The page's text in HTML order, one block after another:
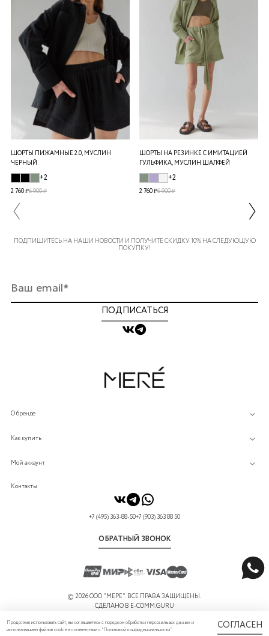
ШОРТЫ ПИЖАМНЫЕ 2.0, МУСЛИН
ЧЕРНЫЙ
+2
2 760 ₽6 900 ₽
ШОРТЫ НА РЕЗИНКЕ С ИМИТАЦИЕЙ
ГУЛЬФИКА, МУСЛИН ШАЛФЕЙ
+2
2 760 ₽6 900 ₽
ПОДПИШИТЕСЬ НА НАШИ НОВОСТИ И ПОЛУЧИТЕ СКИДКУ 10% НА СЛЕДУЮЩУЮ
ПОКУПКУ!
ПОДПИСАТЬСЯ
О бренде
Как купить
Мой аккаунт
Контакты
+7 (495) 363-88-50+7 (903) 363 88 50
ОБРАТНЫЙ ЗВОНОК
© 2026 ООО "МЕРЕ". ВСЕ ПРАВА ЗАЩИЩЕНЫ.
СДЕЛАНО В E-COMM.GURU
Продолжая использовать сайт, вы соглашаетесь с порядком обработки персональных данных и
использованием файлов cookie в соответствии с "Политикой конфиденциальности” СОГЛАСЕН